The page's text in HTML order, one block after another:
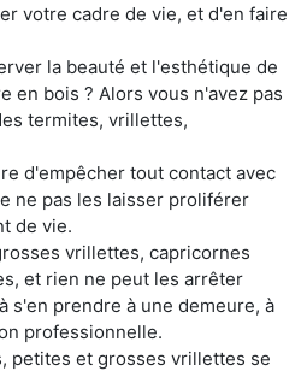
votre cadre de vie, et d'en faire
la beauté et l'esthétique de
en bois ? Alors vous n'avez pas
termites, vrillettes,
d'empêcher tout contact avec
ne pas les laisser proliférer
de vie.
vrillettes, capricornes
et rien ne peut les arrêter
s'en prendre à une demeure, à
professionnelle.
petites et grosses vrillettes se